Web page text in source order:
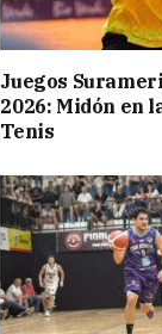
Juegos
2026: Midón en
Tenis